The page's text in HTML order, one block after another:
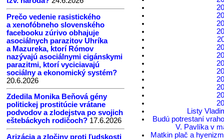
Prečo vedenie rasistického
a xenofóbneho slovenského
facebooku zúrivo obhajuje
asociálnych parazitov Uhríka
a Mazureka, ktorí Rómov
nazývajú asociálnymi cigánskymi
parazitmi, ktorí vyciciavajú
sociálny a ekonomický systém?
20.6.2026
Zdedila Monika Beňová gény
politickej prostitúcie vrátane
podvodov a zlodejstva po svojich
eštebáckych rodičoch? 17.6.2026
Arizácia a zločiny proti ľudskosti
Listy
Budú potrestaní
V. Pavlíka v
Matkin plač a